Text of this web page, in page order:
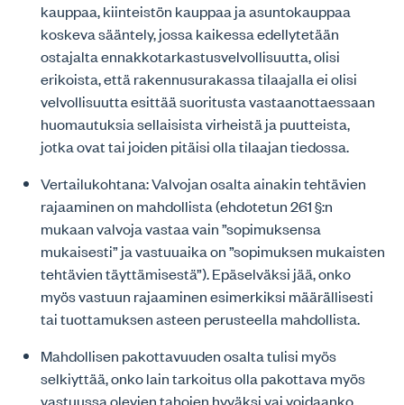
kauppaa, kiinteistön kauppaa ja asuntokauppaa
koskeva sääntely, jossa kaikessa edellytetään
ostajalta ennakkotarkastusvelvollisuutta, olisi
erikoista, että rakennusurakassa tilaajalla ei olisi
velvollisuutta esittää suoritusta vastaanottaessaan
huomautuksia sellaisista virheistä ja puutteista,
jotka ovat tai joiden pitäisi olla tilaajan tiedossa.
Vertailukohtana: Valvojan osalta ainakin tehtävien
rajaaminen on mahdollista (ehdotetun 261 §:n
mukaan valvoja vastaa vain ”sopimuksensa
mukaisesti” ja vastuuaika on ”sopimuksen mukaisten
tehtävien täyttämisestä”). Epäselväksi jää, onko
myös vastuun rajaaminen esimerkiksi määrällisesti
tai tuottamuksen asteen perusteella mahdollista.
Mahdollisen pakottavuuden osalta tulisi myös
selkiyttää, onko lain tarkoitus olla pakottava myös
vastuussa olevien tahojen hyväksi vai voidaanko